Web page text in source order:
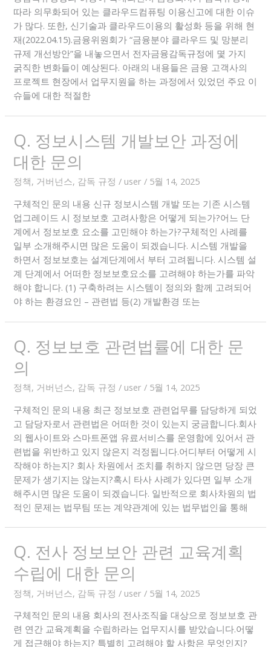
따라 의무화되어 있는 클라우드컴퓨팅 이용신고에 대한 이슈
가 많다. 또한, 신기술과 클라우드이용의 활성화 등을 위해 현
재(2022.04.15).금융위원회가 “금융분야 클라우드 및 망분리
규제 개선방안”을 내놓으면서 전자금융감독규정에 몇 가지
굵직한 변화들이 예상된다. 아래의 내용들은 금융 고객사의
프로젝트 현장에서 업무지원을 하는 과정에서 있었던 주요 이
슈들에 대한 적절한
Q. 정보시스템 개발보안 과정에
대한 문의
정책, 거버넌스, 감독 규정 / user/ 5월 14, 2025
구체적인 문의 내용 신규 정보시스템 개발 또는 기존 시스템
업그레이드 시 정보보호 고려사항은 어떻게 되는가?어느 단
계에서 정보보호 요소를 고민해야 하는가?구체적인 사례를
일부 소개해주시면 많은 도움이 되겠습니다. 시스템 개발을
하면서 정보보호는 설계단계에서 부터 고려됩니다. 시스템 설
계 단계에서 어떠한 정보보호요소를 고려해야 하는가를 파악
해야 합니다. (1) 구축하려는 시스템이 정의와 함께 고려되어
야 하는 환경요인 – 관련법 등(2) 개발환경 또는
Q. 정보보호 관련법률에 대한 문
의
정책, 거버넌스, 감독 규정 / user/ 5월 14, 2025
구체적인 문의 내용 최근 정보보호 관련업무를 담당하게 되었
고 담당자로서 관련법은 어떠한 것이 있는지 궁금합니다.회사
의 웹사이트와 스마트폰앱 유료서비스를 운영함에 있어서 관
련법을 위반하고 있지 않은지 걱정됩니다.어디부터 어떻게 시
작해야 하는지? 회사 차원에서 조치를 취하지 않으면 당장 큰
문제가 생기지는 않는지?혹시 타사 사례가 있다면 일부 소개
해주시면 많은 도움이 되겠습니다. 일반적으로 회사차원의 법
적인 문제는 법무팀 또는 계약관계에 있는 법무법인을 통해
Q. 전사 정보보안 관련 교육계획
수립에 대한 문의
정책, 거버넌스, 감독 규정 / user/ 5월 14, 2025
구체적인 문의 내용 회사의 전사조직을 대상으로 정보보호 관
련 연간 교육계획을 수립하라는 업무지시를 받았습니다.어떻
게 접근해야 하는지? 특별히 고려해야 할 사항은 무엇인지?